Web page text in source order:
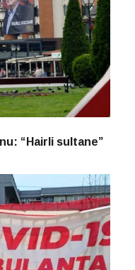
“Hairli sultane”